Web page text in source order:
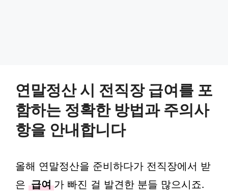
연말정산 시 전직장 급여를 포
함하는 정확한 방법과 주의사
항을 안내합니다
올해 연말정산을 준비하다가 전직장에서 받
은 급여 가 빠진 걸 발견한 분들 많으시죠.